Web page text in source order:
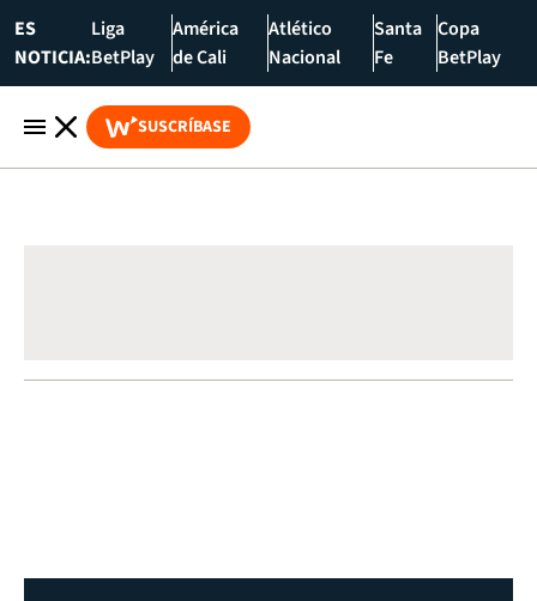
ES
NOTICIA:
Liga
BetPlay
América
de Cali
Atlético
Nacional
Santa
Fe
Copa
BetPlay
SUSCRÍBASE